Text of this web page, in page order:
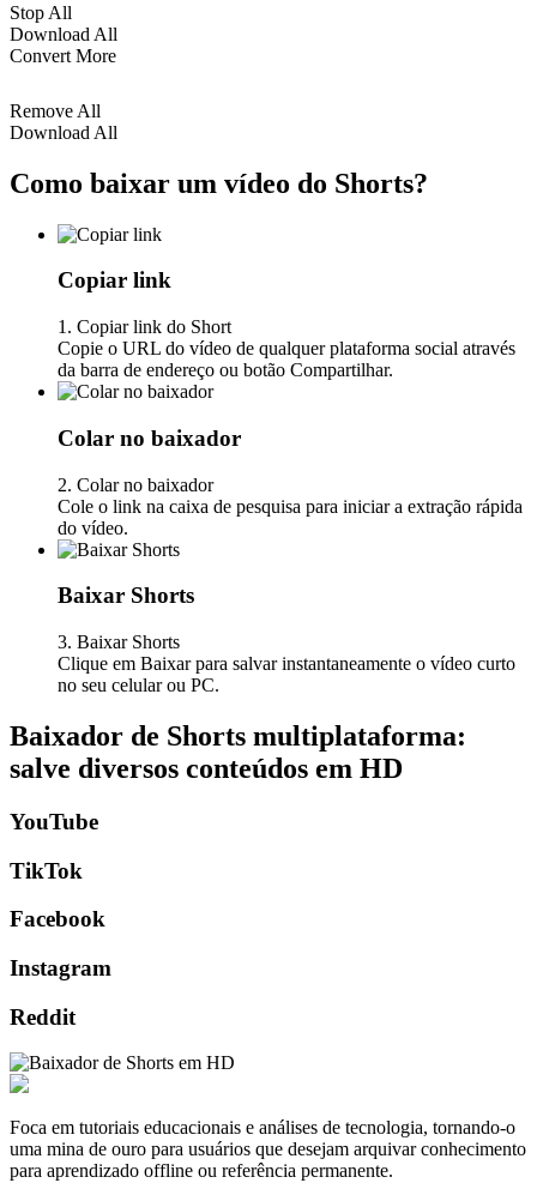
Stop All
Download All
Convert More
Remove All
Download All
Como baixar um vídeo do Shorts?
Copiar link
1. Copiar link do Short
Copie o URL do vídeo de qualquer plataforma social através
da barra de endereço ou botão Compartilhar.
Colar no baixador
2. Colar no baixador
Cole o link na caixa de pesquisa para iniciar a extração rápida
do vídeo.
Baixar Shorts
3. Baixar Shorts
Clique em Baixar para salvar instantaneamente o vídeo curto
no seu celular ou PC.
Baixador de Shorts multiplataforma:
salve diversos conteúdos em HD
YouTube
TikTok
Facebook
Instagram
Reddit
Foca em tutoriais educacionais e análises de tecnologia, tornando-o
uma mina de ouro para usuários que desejam arquivar conhecimento
para aprendizado offline ou referência permanente.